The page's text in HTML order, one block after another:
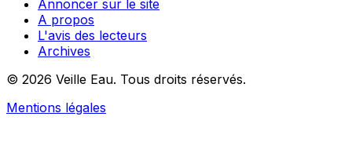
Annoncer sur le site
A propos
L'avis des lecteurs
Archives
© 2026 Veille Eau. Tous droits réservés.
Mentions légales